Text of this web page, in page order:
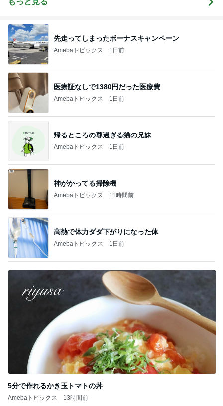
もっと見る
先走ってしまったボーナスキャンペーン
Amebaトピックス 1日前
医療証なしで1380円だった医療費
Amebaトピックス 1日前
帰るところの尊過ぎる猫の兄妹
Amebaトピックス 1日前
神がかってる掃除機
Amebaトピックス 11時間前
高熱で体力ダダ下がりになった体
Amebaトピックス 1日前
5分で作れるかき玉トマトの丼
Amebaトピックス 13時間前